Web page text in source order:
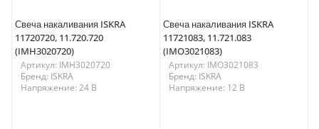
Свеча накаливания ISKRA
11720720, 11.720.720
(IMH3020720)
Артикул: IMH3020720
Бренд: ISKRA
Напряжение: 24 В
Свеча накаливания ISKRA
11721083, 11.721.083
(IMO3021083)
Артикул: IMO3021083
Бренд: ISKRA
Напряжение: 12 В